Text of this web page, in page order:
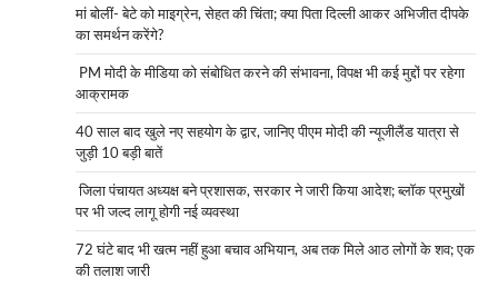
मां बोलीं- बेटे को माइग्रेन, सेहत की चिंता; क्या पिता दिल्ली आकर अभिजीत दीपके
का समर्थन करेंगे?
PM मोदी के मीडिया को संबोधित करने की संभावना, विपक्ष भी कई मुद्दों पर रहेगा
आक्रामक
40 साल बाद खुले नए सहयोग के द्वार, जानिए पीएम मोदी की न्यूजीलैंड यात्रा से
जुड़ी 10 बड़ी बातें
जिला पंचायत अध्यक्ष बने प्रशासक, सरकार ने जारी किया आदेश; ब्लॉक प्रमुखों
पर भी जल्द लागू होगी नई व्यवस्था
72 घंटे बाद भी खत्म नहीं हुआ बचाव अभियान, अब तक मिले आठ लोगों के शव; एक
की तलाश जारी